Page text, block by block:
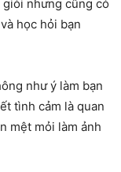
nhưng cũng có
học hỏi bạn
như ý làm bạn
tình cảm là quan
mệt mỏi làm ảnh